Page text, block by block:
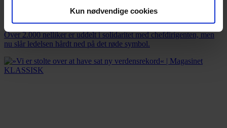
Kun nødvendige cookies
Orkesterledelse forbyder røde nelliker
Over 2.000 nelliker er uddelt i solidaritet med chefdirigenten, men
nu slår ledelsen hårdt ned på det røde symbol.